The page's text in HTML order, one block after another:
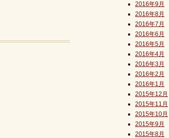
2016年9月
2016年8月
2016年7月
2016年6月
2016年5月
2016年4月
2016年3月
2016年2月
2016年1月
2015年12月
2015年11月
2015年10月
2015年9月
2015年8月